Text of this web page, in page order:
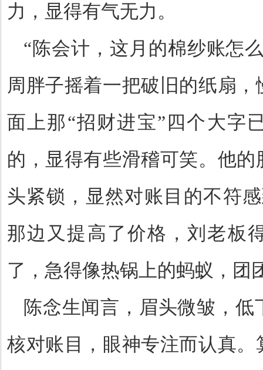
力，显得有气无力。
“ 陈会计，这月的棉纱账怎
周胖子摇着一把破旧的纸扇
面上那“招财进宝” 四个大字
的，显得有些滑稽可笑。他
头紧锁，显然对账目的不符
那边又提高了价格，刘老板
了，急得像热锅上的蚂蚁，团
陈念生闻言，眉头微皱，
核对账目，眼神专注而认真